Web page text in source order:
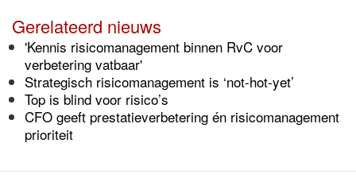
Gerelateerd nieuws
'Kennis risicomanagement binnen RvC voor
verbetering vatbaar'
Strategisch risicomanagement is ‘not-hot-yet’
Top is blind voor risico’s
CFO geeft prestatieverbetering én risicomanagement
prioriteit